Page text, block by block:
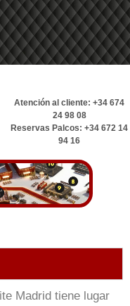
Atención al cliente: +34 674
24 98 08
Reservas Palcos: +34 672 14
94 16
Madrid tiene lugar